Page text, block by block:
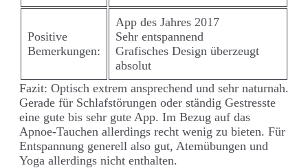
Positive
Bemerkungen:
App des Jahres 2017
Sehr entspannend
Grafisches Design überzeugt
absolut
Fazit: Optisch extrem ansprechend und sehr naturnah.
Gerade für Schlafstörungen oder ständig Gestresste
eine gute bis sehr gute App. Im Bezug auf das
Apnoe-Tauchen allerdings recht wenig zu bieten. Für
Entspannung generell also gut, Atemübungen und
Yoga allerdings nicht enthalten.